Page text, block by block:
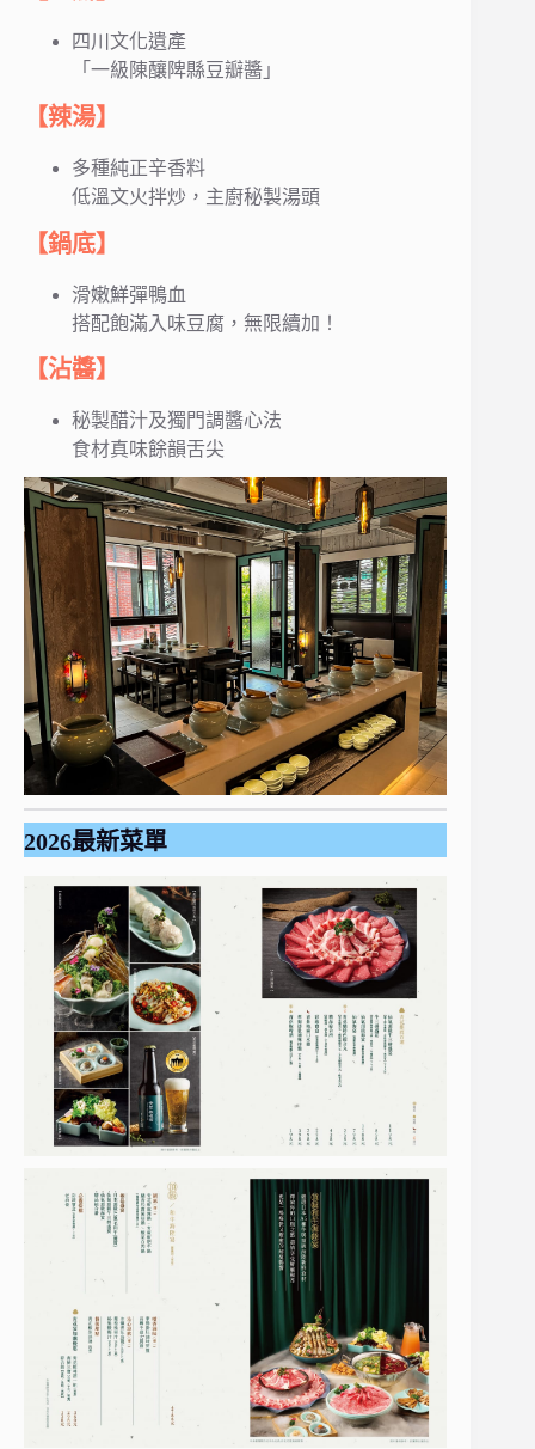
四川文化遺產
「一級陳釀陴縣豆瓣醬」
【辣湯】
多種純正辛香料
低溫文火拌炒，主廚秘製湯頭
【鍋底】
滑嫩鮮彈鴨血
搭配飽滿入味豆腐，無限續加！
【沾醬】
秘製醋汁及獨門調醬心法
食材真味餘韻舌尖
2026最新菜單